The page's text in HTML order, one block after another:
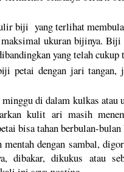
biji yang terlihat
ukuran bijinya. Biji
yang telah
petai dengan jari
minggu di dalam kulkas
kulit ari masih
bisa tahan berbulan-
mentah dengan sambal,
dibakar, dikukus atau